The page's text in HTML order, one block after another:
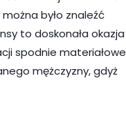
było znaleźć
to doskonała okazja
spodnie materiałowe
mężczyzny, gdyż